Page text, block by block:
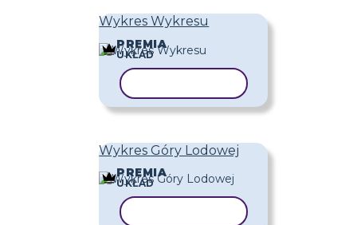
Wykres Wykresu
PREMIA
UKŁAD
Wykres Góry Lodowej
PREMIA
UKŁAD